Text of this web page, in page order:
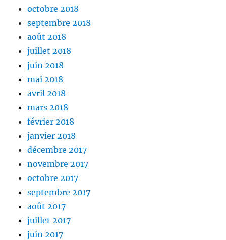
octobre 2018
septembre 2018
août 2018
juillet 2018
juin 2018
mai 2018
avril 2018
mars 2018
février 2018
janvier 2018
décembre 2017
novembre 2017
octobre 2017
septembre 2017
août 2017
juillet 2017
juin 2017